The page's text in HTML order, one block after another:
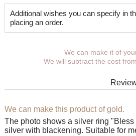
Additional wishes you can specify in
placing an order.
We can make it of
We will subtract the cost
We can make this product of gold.
The photo shows a silver ring
silver with blackening. Suitable for